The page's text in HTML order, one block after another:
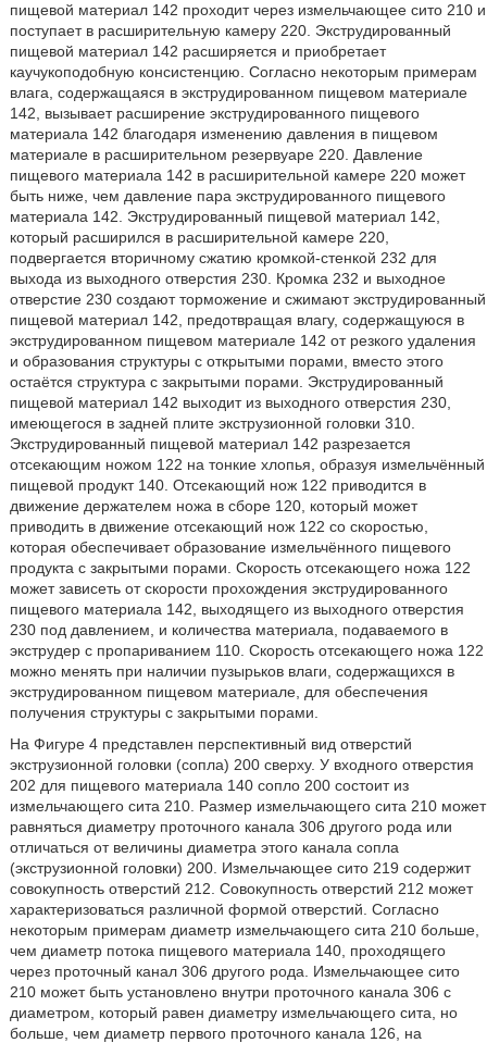
пищевой материал 142 проходит через измельчающее сито 210 и
поступает в расширительную камеру 220. Экструдированный
пищевой материал 142 расширяется и приобретает
каучукоподобную консистенцию. Согласно некоторым примерам
влага, содержащаяся в экструдированном пищевом материале
142, вызывает расширение экструдированного пищевого
материала 142 благодаря изменению давления в пищевом
материале в расширительном резервуаре 220. Давление
пищевого материала 142 в расширительной камере 220 может
быть ниже, чем давление пара экструдированного пищевого
материала 142. Экструдированный пищевой материал 142,
который расширился в расширительной камере 220,
подвергается вторичному сжатию кромкой-стенкой 232 для
выхода из выходного отверстия 230. Кромка 232 и выходное
отверстие 230 создают торможение и сжимают экструдированный
пищевой материал 142, предотвращая влагу, содержащуюся в
экструдированном пищевом материале 142 от резкого удаления
и образования структуры с открытыми порами, вместо этого
остаётся структура с закрытыми порами. Экструдированный
пищевой материал 142 выходит из выходного отверстия 230,
имеющегося в задней плите экструзионной головки 310.
Экструдированный пищевой материал 142 разрезается
отсекающим ножом 122 на тонкие хлопья, образуя измельчённый
пищевой продукт 140. Отсекающий нож 122 приводится в
движение держателем ножа в сборе 120, который может
приводить в движение отсекающий нож 122 со скоростью,
которая обеспечивает образование измельчённого пищевого
продукта с закрытыми порами. Скорость отсекающего ножа 122
может зависеть от скорости прохождения экструдированного
пищевого материала 142, выходящего из выходного отверстия
230 под давлением, и количества материала, подаваемого в
экструдер с пропариванием 110. Скорость отсекающего ножа 122
можно менять при наличии пузырьков влаги, содержащихся в
экструдированном пищевом материале, для обеспечения
получения структуры с закрытыми порами.
На Фигуре 4 представлен перспективный вид отверстий
экструзионной головки (сопла) 200 сверху. У входного отверстия
202 для пищевого материала 140 сопло 200 состоит из
измельчающего сита 210. Размер измельчающего сита 210 может
равняться диаметру проточного канала 306 другого рода или
отличаться от величины диаметра этого канала сопла
(экструзионной головки) 200. Измельчающее сито 219 содержит
совокупность отверстий 212. Совокупность отверстий 212 может
характеризоваться различной формой отверстий. Согласно
некоторым примерам диаметр измельчающего сита 210 больше,
чем диаметр потока пищевого материала 140, проходящего
через проточный канал 306 другого рода. Измельчающее сито
210 может быть установлено внутри проточного канала 306 с
диаметром, который равен диаметру измельчающего сита, но
больше, чем диаметр первого проточного канала 126, на